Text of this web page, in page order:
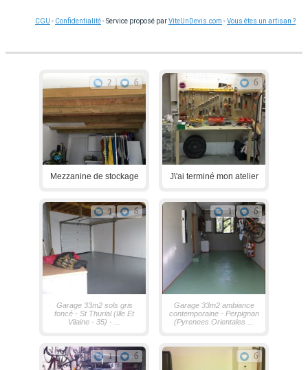
CGU - Confidentialité- Service proposé parViteUnDevis.com -Vous êtes un artisan ?
2 6
Mezzanine de stockage
6
J\'ai terminé mon atelier
1 6
Garage 33m2 sols gris
foncé - St Thurial (Ille Et
Vilaine - 35) - ...
1 6
Garage 33m2 ambiance
contemporaine - Perpignan
(Pyrenees Orientales ...
1 6 6